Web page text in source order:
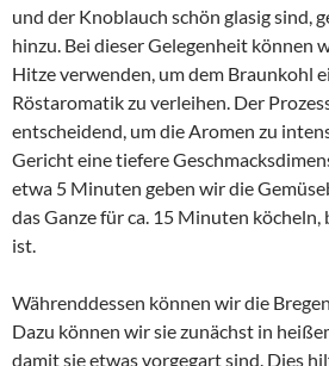
und der Knoblauch schön glasig sind,
hinzu. Bei dieser Gelegenheit können
Hitze verwenden, um dem Braunkohl
Röstaromatik zu verleihen. Der
entscheidend, um die Aromen zu
Gericht eine tiefere
etwa 5 Minuten geben wir die
das Ganze für ca. 15 Minuten
ist.
Währenddessen können wir die
Dazu können wir sie zunächst in
damit sie etwas vorgegart sind. Dies